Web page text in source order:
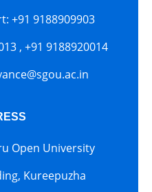
+91 9188909903
, +91 9188920014
Open University
Kureepuzha